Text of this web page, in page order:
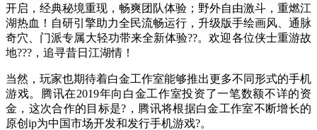
开启，经典秘境重现，畅爽团队体验；野外自由激斗，重燃江
湖热血！自研引擎助力全民流畅运行，升级版手绘画风、通脉
奇穴、门派专属大轻功带来全新体验??。欢迎各位侠士重游故
地???，追寻昔日江湖情！
当然，玩家也期待着白金工作室能够推出更多不同形式的手机
游戏。腾讯在2019年向白金工作室投资了一笔数额不详的资
金，这次合作的目标是?，腾讯将根据白金工作室不断增长的
原创ip为中国市场开发和发行手机游戏?。